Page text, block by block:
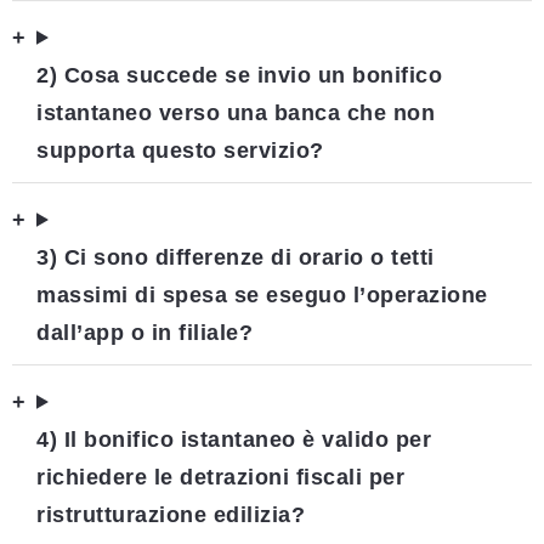
+
2) Cosa succede se invio un bonifico
istantaneo verso una banca che non
supporta questo servizio?
+
3) Ci sono differenze di orario o tetti
massimi di spesa se eseguo l’operazione
dall’app o in filiale?
+
4) Il bonifico istantaneo è valido per
richiedere le detrazioni fiscali per
ristrutturazione edilizia?